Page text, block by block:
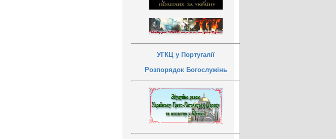
УГКЦ у Португалії
Розпорядок Богослужінь